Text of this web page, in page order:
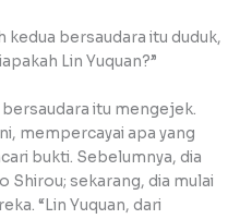
kedua bersaudara itu duduk,
Lin Yuquan?”
itu mengejek.
mempercayai apa yang
bukti. Sebelumnya, dia
Shirou; sekarang, dia mulai
“Lin Yuquan, dari